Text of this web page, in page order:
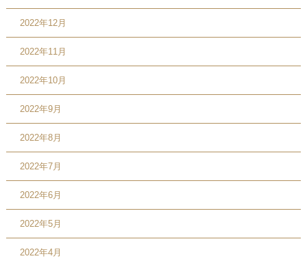
2022年12月
2022年11月
2022年10月
2022年9月
2022年8月
2022年7月
2022年6月
2022年5月
2022年4月